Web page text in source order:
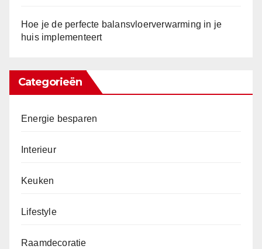
Hoe je de perfecte balansvloerverwarming in je
huis implementeert
Categorieën
Energie besparen
Interieur
Keuken
Lifestyle
Raamdecoratie